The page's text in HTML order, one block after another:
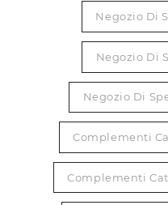
Negozio Di
Negozio Di
Negozio Di
Complementi
Complementi